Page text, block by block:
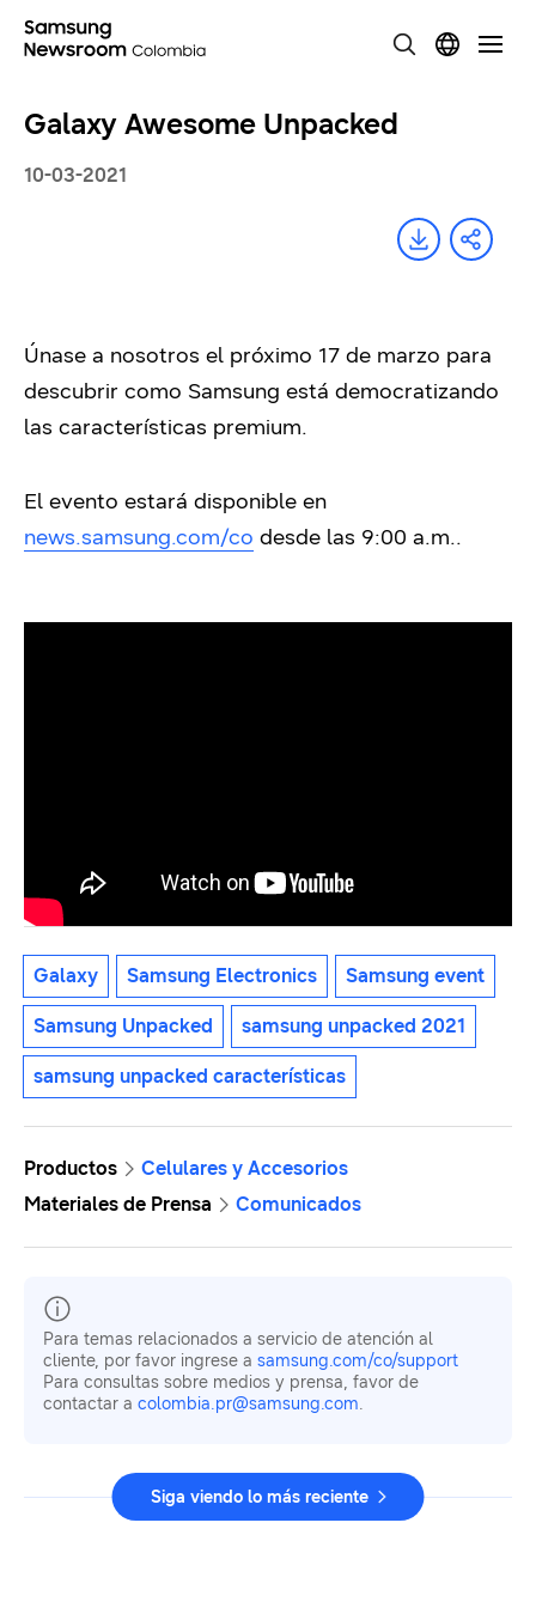
Galaxy Awesome Unpacked
10-03-2021
Únase a nosotros el próximo 17 de marzo para
descubrir como Samsung está democratizando
las características premium.
El evento estará disponible en
news.samsung.com/co desde las 9:00 a.m..
Galaxy Samsung Electronics Samsung event
Samsung Unpacked samsung unpacked 2021
samsung unpacked características
Productos
Celulares y Accesorios
Materiales de Prensa
Comunicados
Para temas relacionados a servicio de atención al
cliente, por favor ingrese a samsung.com/co/support
Para consultas sobre medios y prensa, favor de
contactar a colombia.pr@samsung.com.
Siga viendo lo más reciente